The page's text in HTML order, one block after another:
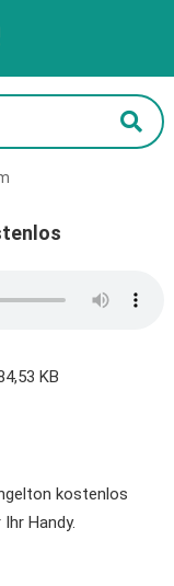
KB
kostenlos
Handy.